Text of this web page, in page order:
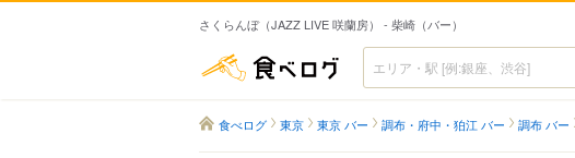
さくらんぼ（JAZZ LIVE 咲蘭房） - 柴崎（バー）
食べログ
食べログ 東京 東京 バー 調布・府中・狛江 バー 調布 バー